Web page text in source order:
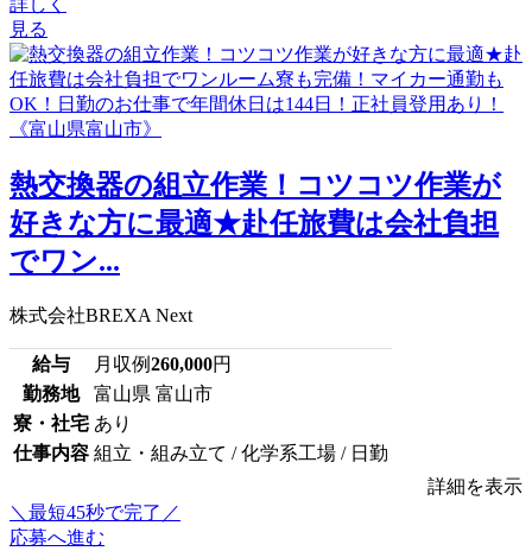
見る
熱交換器の組立作業！コツコツ作業が
好きな方に最適★赴任旅費は会社負担
でワン...
株式会社BREXA Next
給与 月収例260,000円
勤務地
富山県 富山市
寮・社宅 あり
仕事内容 組立・組み立て / 化学系工場 / 日勤
詳細を表示
＼最短45秒で完了／
応募へ進む